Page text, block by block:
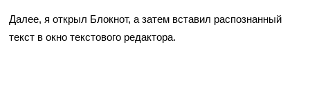
Далее, я открыл Блокнот, а затем вставил распознанный
текст в окно текстового редактора.